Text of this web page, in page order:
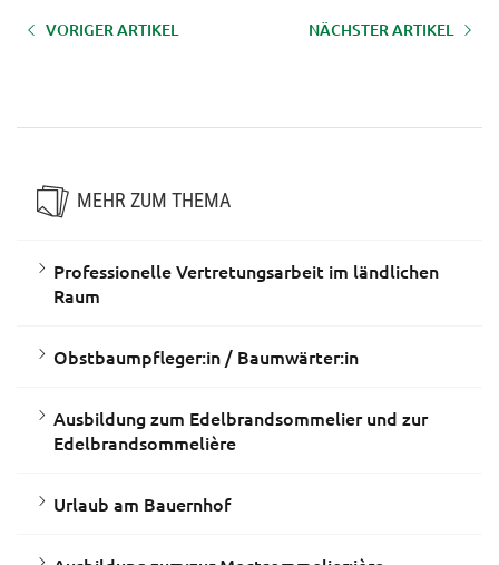
VORIGER ARTIKEL NÄCHSTER ARTIKEL
MEHR ZUM THEMA
Professionelle Vertretungsarbeit im ländlichen
Raum
Obstbaumpfleger:in / Baumwärter:in
Ausbildung zum Edelbrandsommelier und zur
Edelbrandsommelière
Urlaub am Bauernhof